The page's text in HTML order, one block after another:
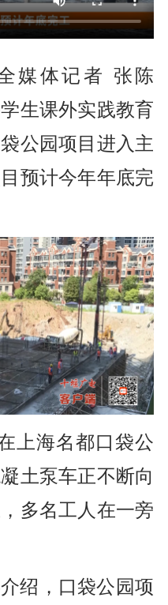
全媒体记者 张陈
生课外实践教育
公园项目进入主
预计今年年底完
上海名都口袋公
土泵车正不断向
多名工人在一旁
绍，口袋公园项